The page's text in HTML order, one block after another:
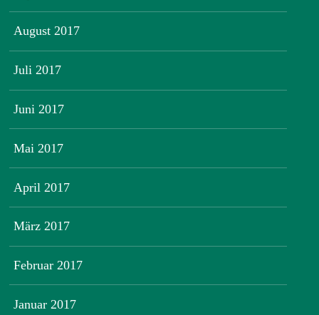
August 2017
Juli 2017
Juni 2017
Mai 2017
April 2017
März 2017
Februar 2017
Januar 2017